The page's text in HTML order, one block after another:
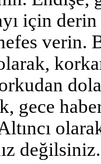
için
gece
değilsiniz.